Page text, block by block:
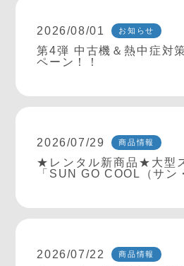
2026/08/01 お知らせ
第4弾 中古機＆熱中症対
ペーン！！
2026/07/29 商品情報
★レンタル新商品★大型
「SUN GO COOL（サン
2026/07/22 商品情報